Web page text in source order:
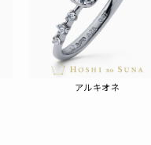
アルキオネ